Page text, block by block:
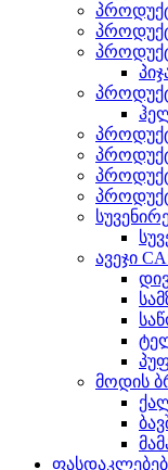
ავეჯი
მოდის